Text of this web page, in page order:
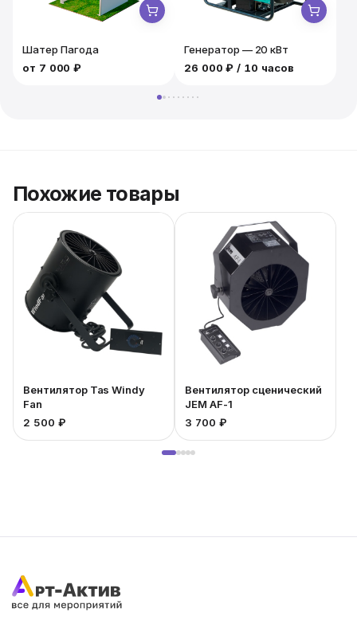
условиях аренды туннельного вентилятора и
оформить заявку на аренду. Мы гарантируем быстрое
Шатер Пагода
от 7 000 ₽
Генератор — 20 кВт
26 000 ₽ / 10 часов
Похожие товары
Вентилятор Tas Windy
Fan
2 500 ₽
Вентилятор сценический
JEM AF-1
3 700 ₽